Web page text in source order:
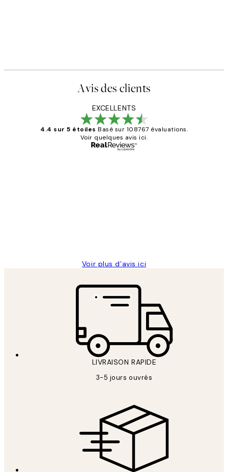
Avis des clients
EXCELLENTS
4.4 sur 5 étoiles Basé sur 108767 évaluations.
Voir quelques avis ici.
Voir plus d’avis ici
LIVRAISON RAPIDE
3-5 jours ouvrés